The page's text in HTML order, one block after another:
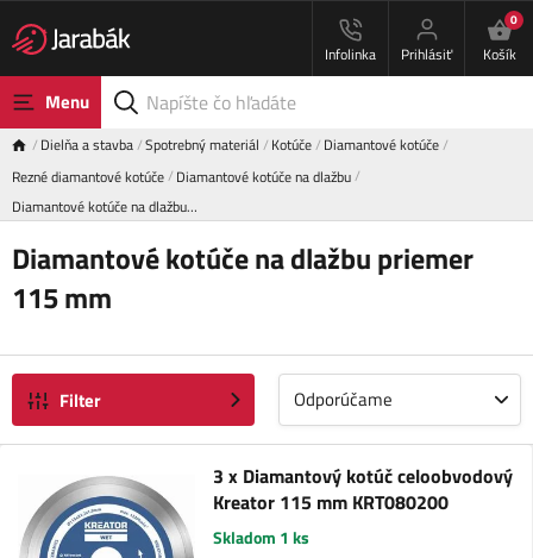
Infolinka Prihlásiť
0
Košík
Menu
Dielňa a stavba Spotrebný materiál Kotúče Diamantové kotúče
Rezné diamantové kotúče Diamantové kotúče na dlažbu
Diamantové kotúče na dlažbu…
Diamantové kotúče na dlažbu priemer
115 mm
Filter Odporúčame
3 x Diamantový kotúč celoobvodový
Kreator 115 mm KRT080200
Skladom 1 ks